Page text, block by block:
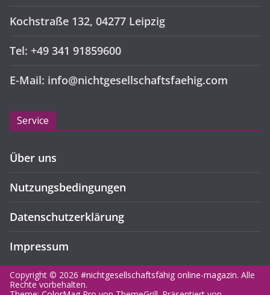
Kochstraße 132, 04277 Leipzig
Tel: +49 341 91859600
E-Mail: info@nichtgesellschaftsfaehig.com
Service
Über uns
Nutzungsbedingungen
Datenschutzerklärung
Impressum
Copyright © 2026 #nichtgesellschaftsfähig online-magazin. Alle
Rechte vorbehalten.